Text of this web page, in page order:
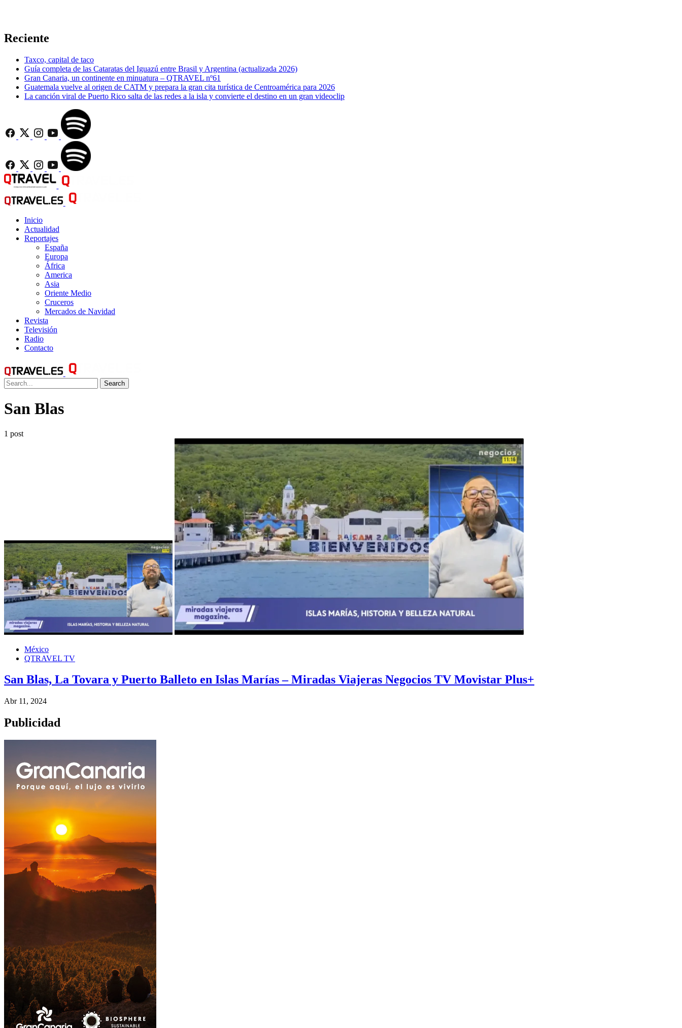
Reciente
Taxco, capital de taco
Guía completa de las Cataratas del Iguazú entre Brasil y Argentina (actualizada 2026)
Gran Canaria, un continente en minuatura – QTRAVEL nº61
Guatemala vuelve al origen de CATM y prepara la gran cita turística de Centroamérica para 2026
La canción viral de Puerto Rico salta de las redes a la isla y convierte el destino en un gran videoclip
Inicio
Actualidad
Reportajes
España
Europa
África
America
Asia
Oriente Medio
Cruceros
Mercados de Navidad
Revista
Televisión
Radio
Contacto
Search
San Blas
1 post
México
QTRAVEL TV
San Blas, La Tovara y Puerto Balleto en Islas Marías – Miradas Viajeras Negocios TV Movistar Plus+
Abr 11, 2024
Publicidad